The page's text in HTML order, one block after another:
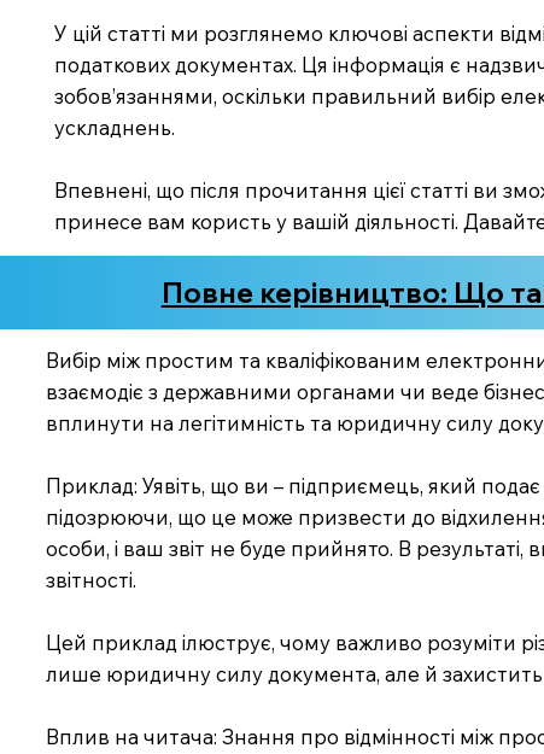
У цій статті ми розглянемо ключові аспекти
податкових документах. Ця інформація є
зобов’язаннями, оскільки правильний вибір
ускладнень.
Впевнені, що після прочитання цієї статті ви
принесе вам користь у вашій діяльності.
Повне керівництво: Що
Вибір між простим та кваліфікованим
взаємодіє з державними органами чи веде
вплинути на легітимність та юридичну силу
Приклад: Уявіть, що ви – підприємець, який
підозрюючи, що це може призвести до
особи, і ваш звіт не буде прийнято. В
звітності.
Цей приклад ілюструє, чому важливо розуміти
лише юридичну силу документа, але й
Вплив на читача: Знання про відмінності між